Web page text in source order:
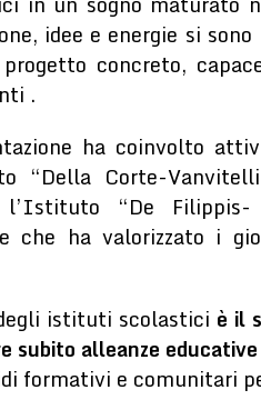
idee e energie si
concreto,
.
ha coinvolto
“Della Corte-
l’Istituto “De
che ha valorizzato i
istituti scolastici è il
subito alleanze
formativi e comunitari